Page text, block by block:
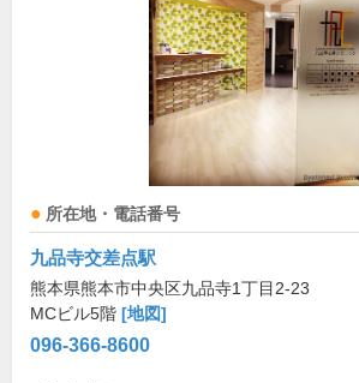
所在地・電話番号
九品寺交差点駅
熊本県熊本市中央区九品寺1丁目2-23
MCビル5階 [地図]
096-366-8600